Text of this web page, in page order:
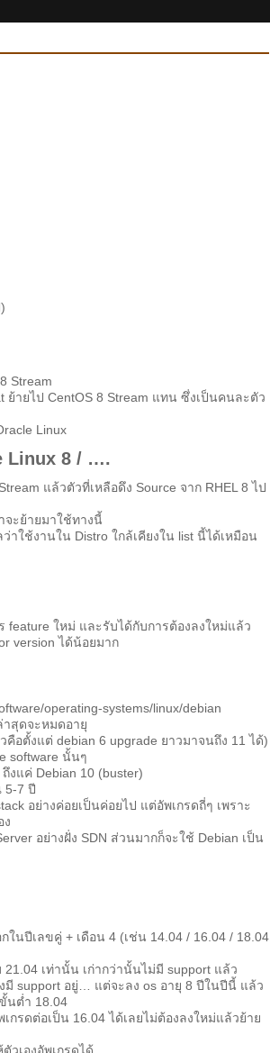
Stream
ย้ายไป CentOS 8 Stream แทน ซึ่งเป็นคนละตัว
Linux
Linux 8 / ….
แล้วตัวที่เหลือดึง Source จาก RHEL 8 ไป
จะย้ายมาใช้ทางนี้
าใช้งานใน Distro ใกล้เคียงใน list นี้ได้เหมือน
feature ใหม่ และรับได้กับการต้องลงใหม่แล้ว
version ได้น้อยมาก
operating-systems/linux/debian
าสุดจะหมดอายุ
อตั้งแต่ debian 6 upgrade ยาวมาจนถึง 11 ได้)
software นั้นๆ
งแค่ Debian 10 (buster)
5-7 ปี
อย่างค่อยเป็นค่อยไป แต่อัพเกรดถี่ๆ เพราะ
ง
อย่างฝั่ง SDN ส่วนมากก็จะใช้ Debian เป็น
ในปีเลขคู่ + เดือน 4 (เช่น 14.04 / 16.04 / 18.04
เท่านั้น เก่ากว่านั้นไม่มี support แล้ว
มี support อยู่… แต่จะลง os อายุ 8 ปีในปีนี้ แล้ว
นต่ำ 18.04
รดต่อเป็น 16.04 ได้เลยไม่ต้องลงใหม่แล้วย้าย
วเองอัพเกรดได้